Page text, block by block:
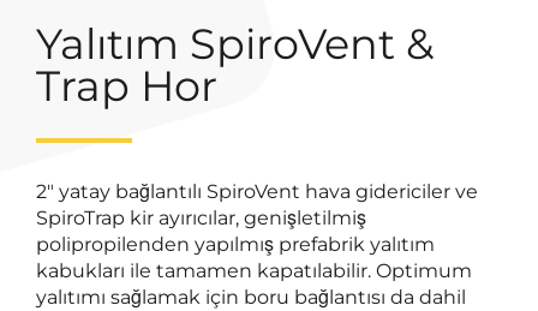
Yalıtım SpiroVent &
Trap Hor
2" yatay bağlantılı SpiroVent hava gidericiler ve
SpiroTrap kir ayırıcılar, genişletilmiş
polipropilenden yapılmış prefabrik yalıtım
kabukları ile tamamen kapatılabilir. Optimum
yalıtımı sağlamak için boru bağlantısı da dahil